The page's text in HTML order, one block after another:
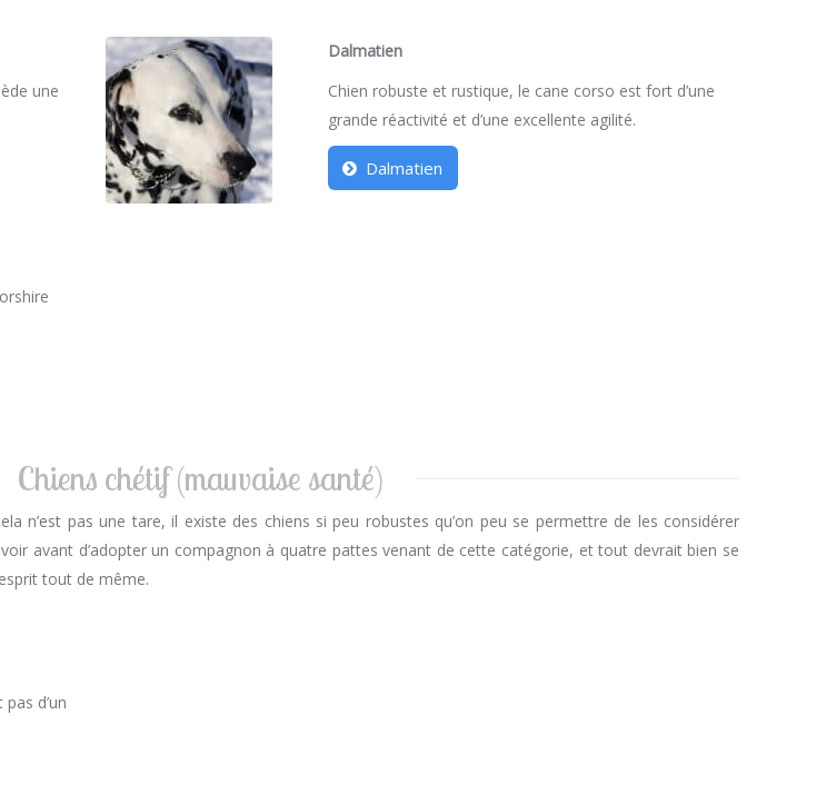
une
Dalmatien
Chien robuste et rustique, le cane corso est fort d’une
grande réactivité et d’une excellente agilité.
Dalmatien
Chiens chétif (mauvaise santé)
n’est pas une tare, il existe des chiens si peu robustes qu’on peu se permettre de les considérer
avant d’adopter un compagnon à quatre pattes venant de cette catégorie, et tout devrait bien se
tout de même.
d’un